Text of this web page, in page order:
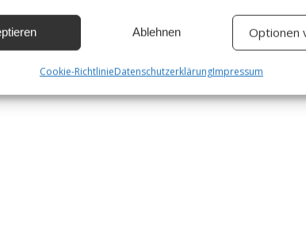
Kombination von Daten aus unterschiedlichen Quellen,
Ablehnen Optionen
Cookie-RichtlinieDatenschutzerklärungImpressum